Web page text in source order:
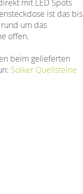
mit LED Spots
ist das bis
um das
offen.
beim gelieferten
Sölker Quellsteine